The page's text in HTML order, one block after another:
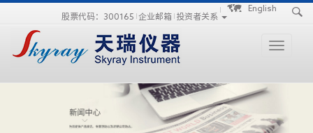
手
手
合
股票代码：300165 企业邮箱 投资者关系
English
Toggle